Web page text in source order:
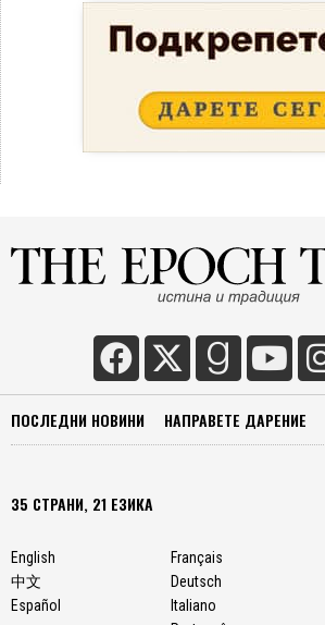
ПОСЛЕДНИ НОВИНИ НАПРАВЕТЕ ДАРЕНИЕ
35 СТРАНИ, 21 ЕЗИКА
English
中文
Español
Français
Deutsch
Italiano